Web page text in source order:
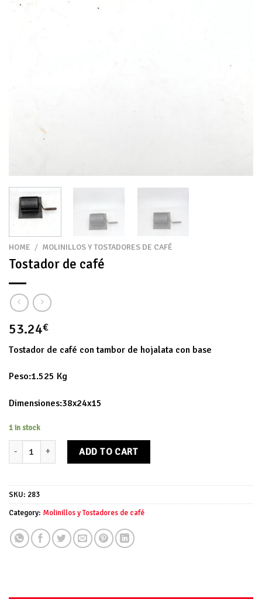
HOME / MOLINILLOS Y TOSTADORES DE CAFÉ
Tostador de café
53.24€
Tostador de café con tambor de hojalata con base
Peso:1.525 Kg
Dimensiones:38x24x15
1 in stock
Tostador de café quantityADD TO CART
SKU: 283
Category: Molinillos y Tostadores de café